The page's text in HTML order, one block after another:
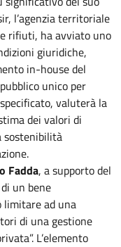
l’agenzia territoriale
rifiuti, ha avviato uno
giuridiche,
in-house del
unico per
valuterà la
dei valori di
sostenibilità
Fadda, a supporto del
un bene
limitare ad una
di una gestione
L’elemento